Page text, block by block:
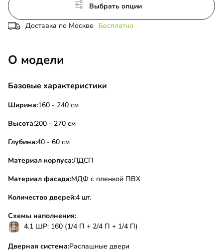
Выбрать опции
Доставка по Москве Бесплатно
О модели
Базовые характеристики
Ширина:160 - 240 см
Высота:200 - 270 см
Глубина:40 - 60 см
Материал корпуса:ЛДСП
Материал фасада:МДФ с пленкой ПВХ
Количество дверей:4 шт.
Схемы наполнения:
4.1 ШР: 160 (1/4 П + 2/4 П + 1/4 П)
Дверная система:Распашные двери